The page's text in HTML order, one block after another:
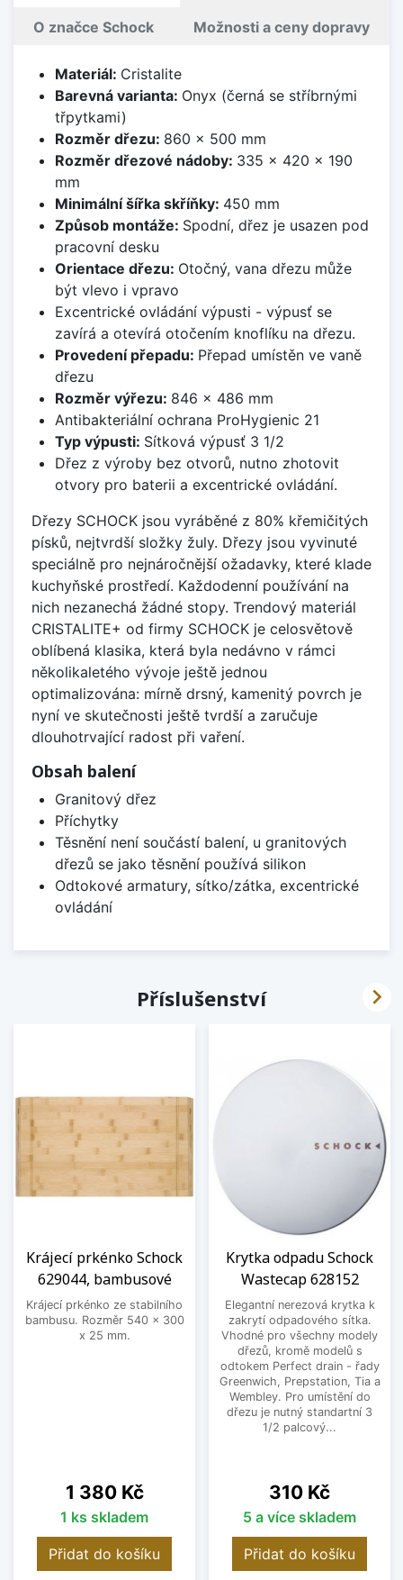
O značce Schock Možnosti a ceny dopravy
Materiál: Cristalite
Barevná varianta: Onyx (černá se stříbrnými
třpytkami)
Rozměr dřezu: 860 x 500 mm
Rozměr dřezové nádoby: 335 x 420 x 190
mm
Minimální šířka skříňky: 450 mm
Způsob montáže: Spodní, dřez je usazen pod
pracovní desku
Orientace dřezu: Otočný, vana dřezu může
být vlevo i vpravo
Excentrické ovládání výpusti - výpusť se
zavírá a otevírá otočením knoflíku na dřezu.
Provedení přepadu: Přepad umístěn ve vaně
dřezu
Rozměr výřezu: 846 x 486 mm
Antibakteriální ochrana ProHygienic 21
Typ výpusti: Sítková výpusť 3 1/2
Dřez z výroby bez otvorů, nutno zhotovit
otvory pro baterii a excentrické ovládání.
Dřezy SCHOCK jsou vyráběné z 80% křemičitých
písků, nejtvrdší složky žuly. Dřezy jsou vyvinuté
speciálně pro nejnáročnější ožadavky, které klade
kuchyňské prostředí. Každodenní používání na
nich nezanechá žádné stopy. Trendový materiál
CRISTALITE+ od firmy SCHOCK je celosvětově
oblíbená klasika, která byla nedávno v rámci
několikaletého vývoje ještě jednou
optimalizována: mírně drsný, kamenitý povrch je
nyní ve skutečnosti ještě tvrdší a zaručuje
dlouhotrvající radost při vaření.
Obsah balení
Granitový dřez
Příchytky
Těsnění není součástí balení, u granitových
dřezů se jako těsnění používá silikon
Odtokové armatury, sítko/zátka, excentrické
ovládání
Příslušenství
Krájecí prkénko Schock
629044, bambusové
Krájecí prkénko ze stabilního
bambusu. Rozměr 540 x 300
x 25 mm.
Cena
1 380 Kč
1 ks skladem
Přidat do košíku
Krytka odpadu Schock
Wastecap 628152
Elegantní nerezová krytka k
zakrytí odpadového sítka.
Vhodné pro všechny modely
dřezů, kromě modelů s
odtokem Perfect drain - řady
Greenwich, Prepstation, Tia a
Wembley. Pro umístění do
dřezu je nutný standartní 3
1/2 palcový...
Cena
310 Kč
5 a více skladem
Přidat do košíku
